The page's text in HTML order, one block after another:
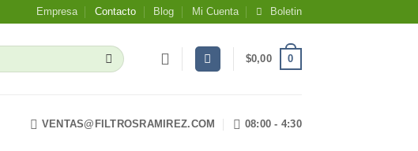
Empresa Contacto Blog Mi Cuenta Boletin
$0,00 0
VENTAS@FILTROSRAMIREZ.COM 08:00 - 4:30